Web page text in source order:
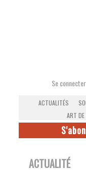
Se connecter
ACTUALITÉS
ART DE
ACTUALITÉ